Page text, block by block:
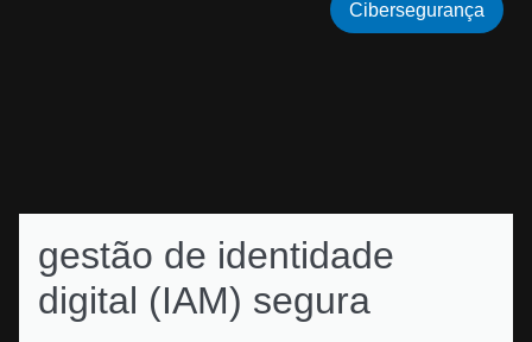
gestão de identidade
digital (IAM) segura
Cibersegurança